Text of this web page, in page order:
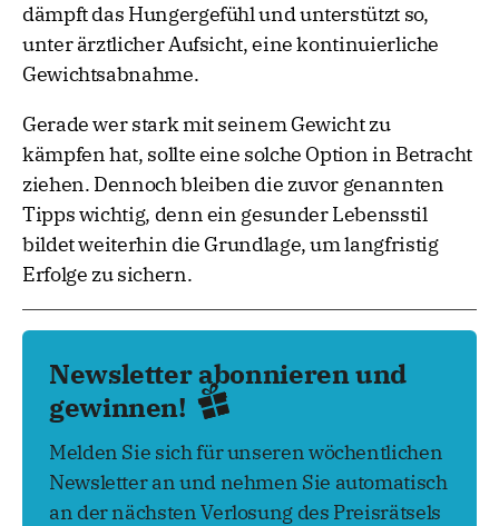
dämpft das Hungergefühl und unterstützt so,
unter ärztlicher Aufsicht, eine kontinuierliche
Gewichtsabnahme.
Gerade wer stark mit seinem Gewicht zu
kämpfen hat, sollte eine solche Option in Betracht
ziehen. Dennoch bleiben die zuvor genannten
Tipps wichtig, denn ein gesunder Lebensstil
bildet weiterhin die Grundlage, um langfristig
Erfolge zu sichern.
Newsletter abonnieren und
gewinnen!
Melden Sie sich für unseren wöchentlichen
Newsletter an und nehmen Sie automatisch
an der nächsten Verlosung des Preisrätsels